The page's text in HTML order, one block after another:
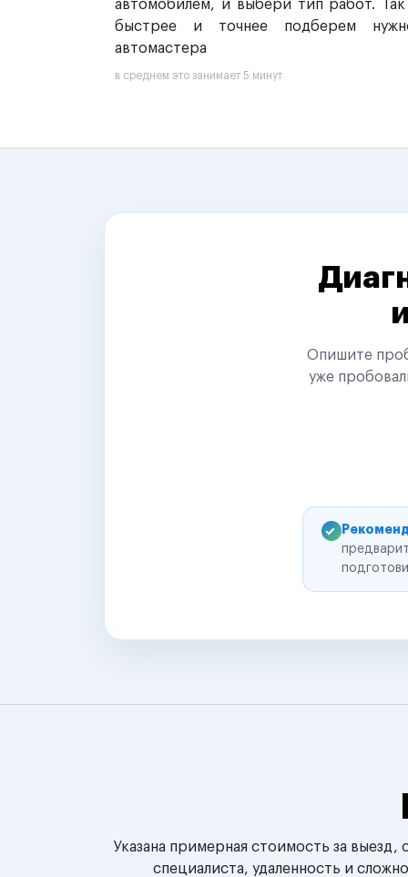
автомобилем, и выбери тип работ.
быстрее и точнее подберем
автомастера
в среднем это занимает 5 минут
Опишите
уже
Указана примерная стоимость за
специалиста, удаленность и